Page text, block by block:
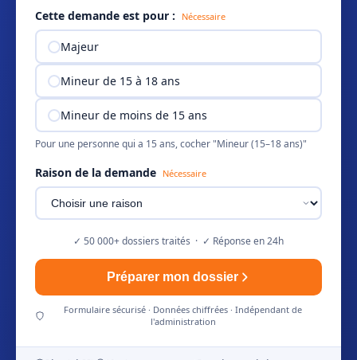
Cette demande est pour : Nécessaire
Majeur
Mineur de 15 à 18 ans
Mineur de moins de 15 ans
Pour une personne qui a 15 ans, cocher "Mineur (15–18 ans)"
Raison de la demande Nécessaire
✓ 50 000+ dossiers traités · ✓ Réponse en 24h
Préparer mon dossier
Formulaire sécurisé · Données chiffrées · Indépendant de
l'administration